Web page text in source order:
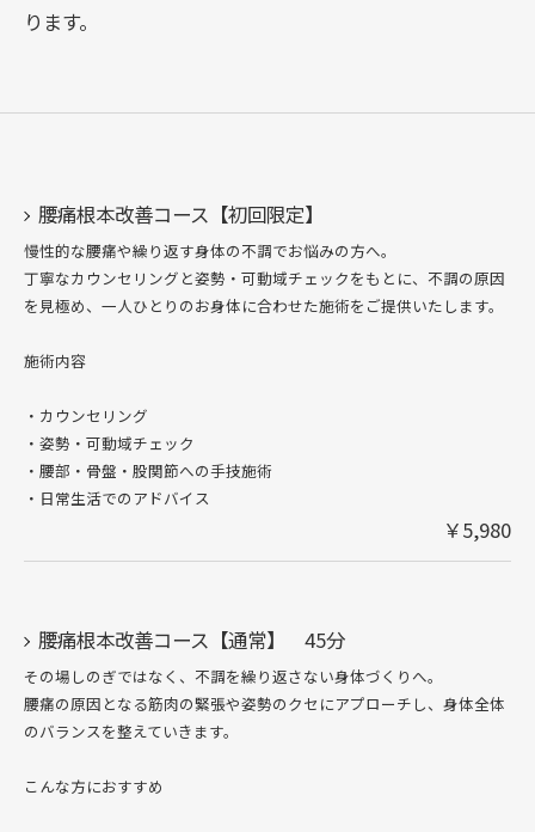
ります。
腰痛根本改善コース【初回限定】
慢性的な腰痛や繰り返す身体の不調でお悩みの方へ。
丁寧なカウンセリングと姿勢・可動域チェックをもとに、不調の原因
を見極め、一人ひとりのお身体に合わせた施術をご提供いたします。
施術内容
・カウンセリング
・姿勢・可動域チェック
・腰部・骨盤・股関節への手技施術
・日常生活でのアドバイス
￥5,980
腰痛根本改善コース【通常】 45分
その場しのぎではなく、不調を繰り返さない身体づくりへ。
腰痛の原因となる筋肉の緊張や姿勢のクセにアプローチし、身体全体
のバランスを整えていきます。
こんな方におすすめ